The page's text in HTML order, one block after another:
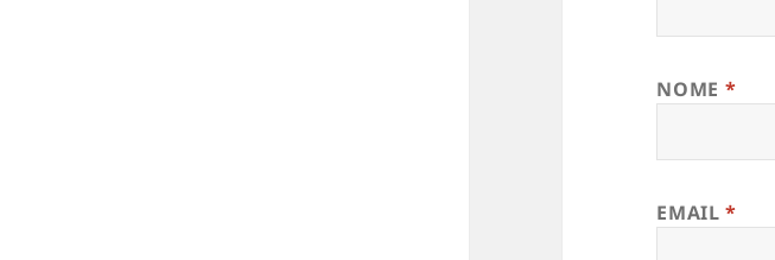
NOME *
EMAIL*